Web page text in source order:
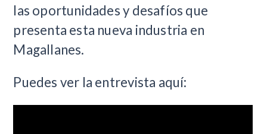
las oportunidades y desafíos que
presenta esta nueva industria en
Magallanes.
Puedes ver la entrevista aquí: